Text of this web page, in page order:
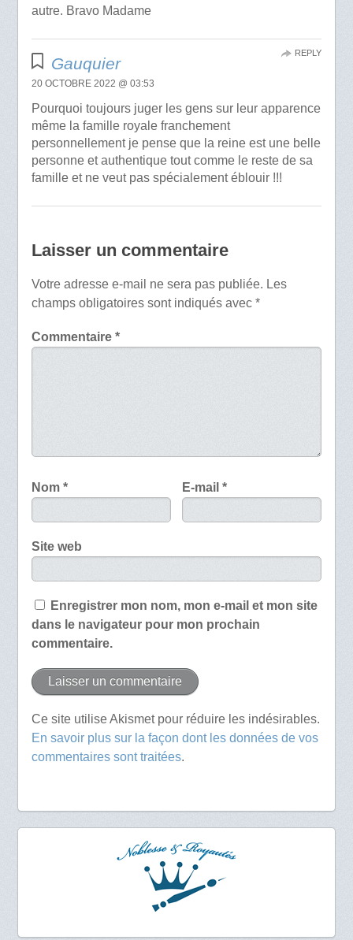
autre. Bravo Madame
Gauquier
20 OCTOBRE 2022 @ 03:53
Pourquoi toujours juger les gens sur leur apparence
même la famille royale franchement
personnellement je pense que la reine est une belle
personne et authentique tout comme le reste de sa
famille et ne veut pas spécialement éblouir !!!
REPLY
Laisser un commentaire
Votre adresse e-mail ne sera pas publiée. Les
champs obligatoires sont indiqués avec *
Commentaire *
Nom * E-mail*
Site web
Enregistrer mon nom, mon e-mail et mon site
dans le navigateur pour mon prochain
commentaire.
Ce site utilise Akismet pour réduire les indésirables.
En savoir plus sur la façon dont les données de vos
commentaires sont traitées.